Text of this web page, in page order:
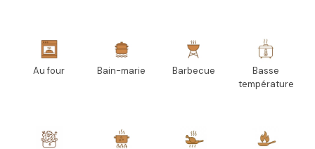
Au four Bain-marie Barbecue
Basse
température